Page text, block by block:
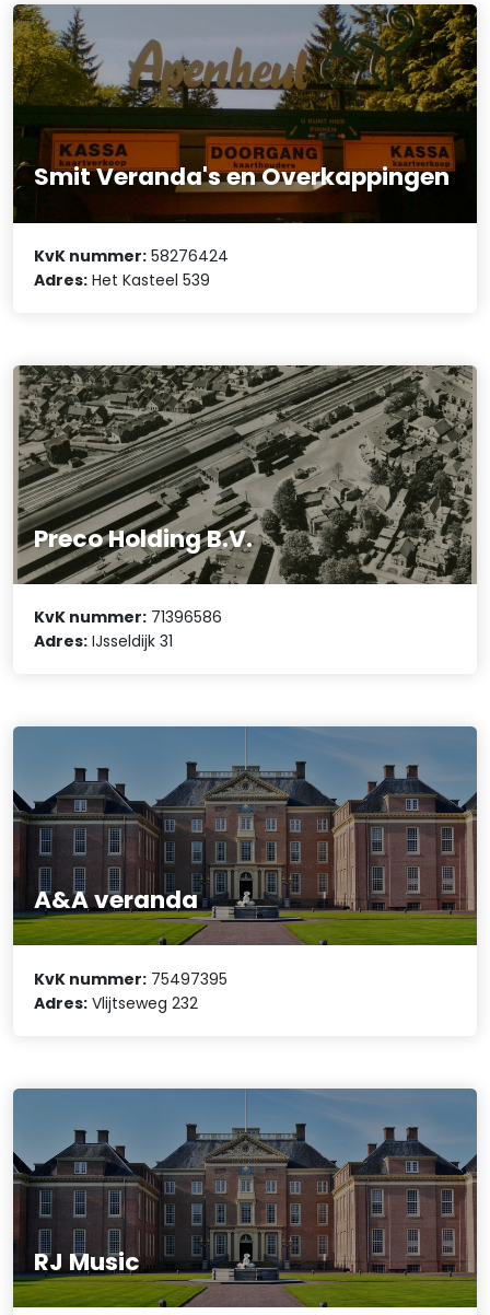
Smit Veranda's en Overkappingen
KvK nummer: 58276424
Adres: Het Kasteel 539
Preco Holding B.V.
KvK nummer: 71396586
Adres: IJsseldijk 31
A&A veranda
KvK nummer: 75497395
Adres: Vlijtseweg 232
RJ Music